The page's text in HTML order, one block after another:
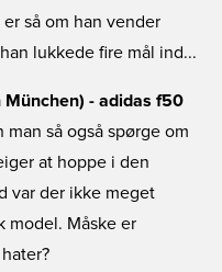
er så om han vender
lukkede fire mål ind...
München) - adidas f50
man så også spørge om
at hoppe i den
var der ikke meget
model. Måske er